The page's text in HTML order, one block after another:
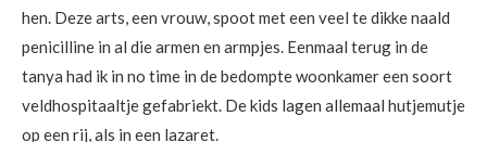
hen. Deze arts, een vrouw, spoot met een veel te dikke naald
penicilline in al die armen en armpjes. Eenmaal terug in de
tanya had ik in no time in de bedompte woonkamer een soort
veldhospitaaltje gefabriekt. De kids lagen allemaal hutjemutje
op een rij, als in een lazaret.